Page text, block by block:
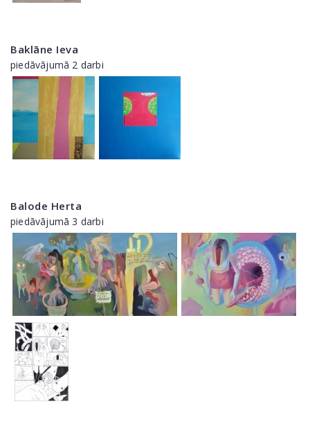
Baklāne Ieva
piedāvājumā 2 darbi
Balode Herta
piedāvājumā 3 darbi